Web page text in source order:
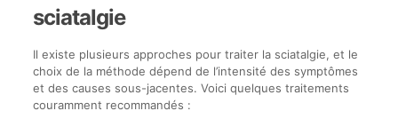
sciatalgie
Il existe plusieurs approches pour traiter la sciatalgie, et le
choix de la méthode dépend de l’intensité des symptômes
et des causes sous-jacentes. Voici quelques traitements
couramment recommandés :